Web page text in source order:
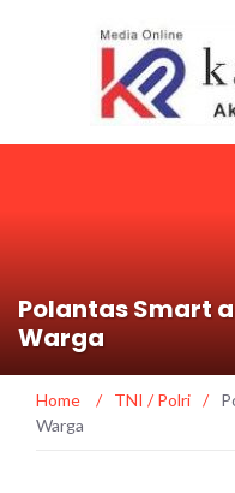
Polantas Smart
Warga
Home / TNI / Polri /
Warga